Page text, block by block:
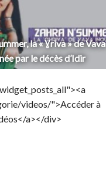
la « Ɣriva » de Vava
par le décès d’Idir
videos/">Accéder à
a></div>